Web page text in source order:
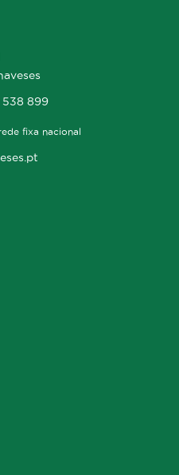
538 899
fixa nacional